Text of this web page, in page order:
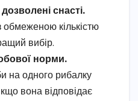
снасті.
обмеженою кількістю
вибір.
норми.
на одного рибалку
вона відповідає